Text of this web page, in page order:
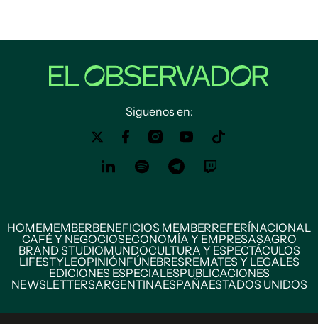
Siguenos en:
HOMEMEMBERBENEFICIOS MEMBERREFERÍNACIONAL
CAFÉ Y NEGOCIOSECONOMÍA Y EMPRESASAGRO
BRAND STUDIOMUNDOCULTURA Y ESPECTÁCULOS
LIFESTYLEOPINIÓNFÚNEBRESREMATES Y LEGALES
EDICIONES ESPECIALESPUBLICACIONES
NEWSLETTERSARGENTINAESPAÑAESTADOS UNIDOS